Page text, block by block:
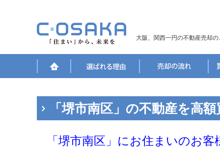
大阪、関西一円の不動産売却
「堺市南区」の不動産を高
「堺市南区」にお住まいのお客